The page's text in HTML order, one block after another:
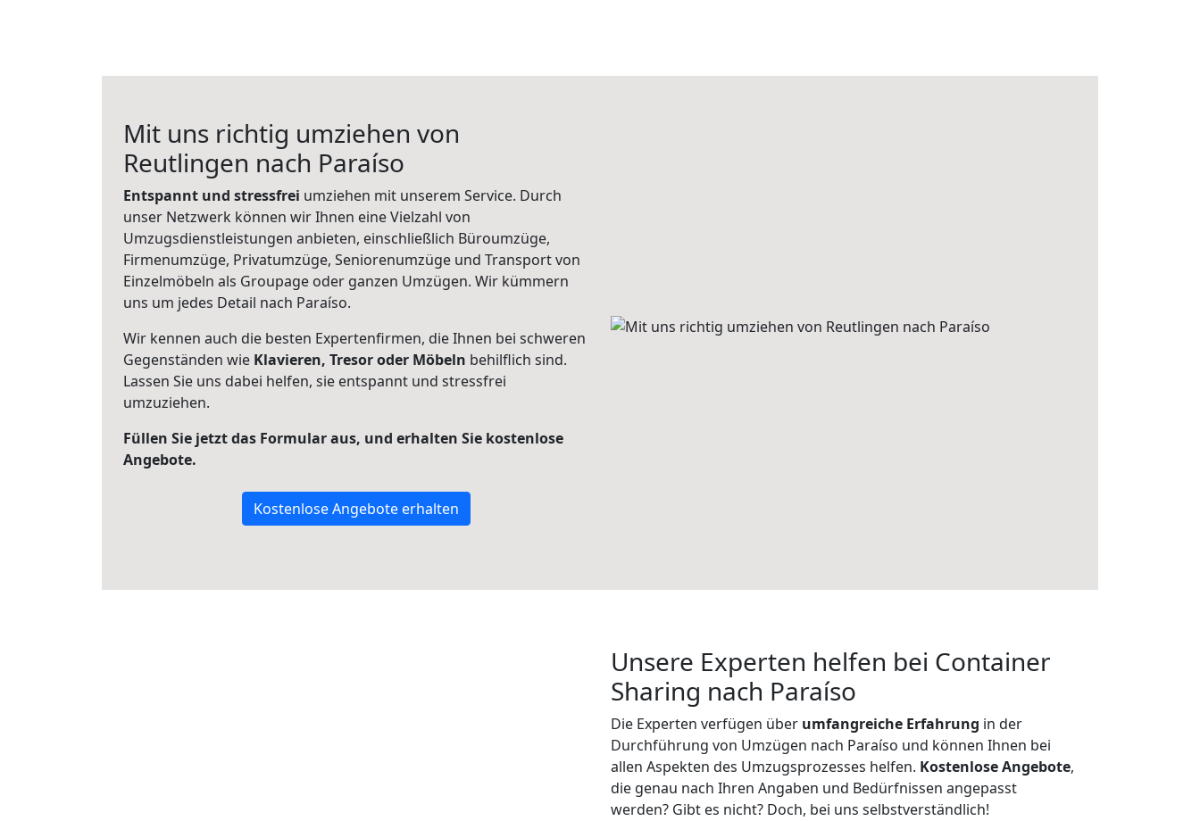
Mit uns richtig umziehen von
Reutlingen nach Paraíso
Entspannt und stressfrei umziehen mit unserem Service. Durch
unser Netzwerk können wir Ihnen eine Vielzahl von
Umzugsdienstleistungen anbieten, einschließlich Büroumzüge,
Firmenumzüge, Privatumzüge, Seniorenumzüge und Transport von
Einzelmöbeln als Groupage oder ganzen Umzügen. Wir kümmern
uns um jedes Detail nach Paraíso.
Wir kennen auch die besten Expertenfirmen, die Ihnen bei schweren
Gegenständen wie Klavieren, Tresor oder Möbeln behilflich sind.
Lassen Sie uns dabei helfen, sie entspannt und stressfrei
umzuziehen.
Füllen Sie jetzt das Formular aus, und erhalten Sie kostenlose
Angebote.
Kostenlose Angebote erhalten
Unsere Experten helfen bei Container
Sharing nach Paraíso
Die Experten verfügen über umfangreiche Erfahrung in der
Durchführung von Umzügen nach Paraíso und können Ihnen bei
allen Aspekten des Umzugsprozesses helfen. Kostenlose Angebote,
die genau nach Ihren Angaben und Bedürfnissen angepasst
werden? Gibt es nicht? Doch, bei uns selbstverständlich!